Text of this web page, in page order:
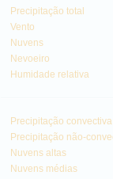
Precipitação total
Vento
Nuvens
Nevoeiro
Humidade relativa
Precipitação convectiva
Precipitação não-
Nuvens altas
Nuvens médias